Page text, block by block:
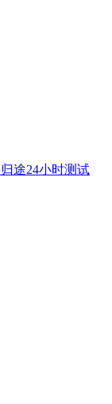
归途24小时测试